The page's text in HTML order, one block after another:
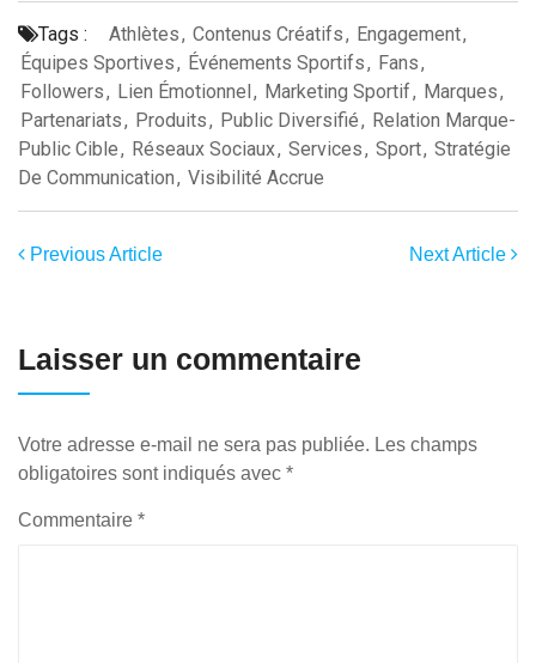
Tags : Athlètes, Contenus Créatifs, Engagement,
Équipes Sportives, Événements Sportifs, Fans,
Followers, Lien Émotionnel, Marketing Sportif, Marques,
Partenariats, Produits, Public Diversifié, Relation Marque-
Public Cible, Réseaux Sociaux, Services, Sport, Stratégie
De Communication, Visibilité Accrue
Previous Article Next Article
Laisser un commentaire
Votre adresse e-mail ne sera pas publiée. Les champs
obligatoires sont indiqués avec *
Commentaire *